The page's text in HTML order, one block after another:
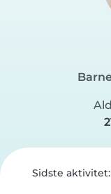
Sidste aktivitet: